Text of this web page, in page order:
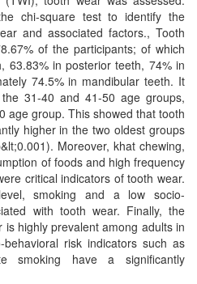
chi-square test to identify the
and associated factors., Tooth
of the participants; of which
63.83% in posterior teeth, 74% in
74.5% in mandibular teeth. It
31-40 and 41-50 age groups,
age group. This showed that tooth
higher in the two oldest groups
Moreover, khat chewing,
of foods and high frequency
critical indicators of tooth wear.
smoking and a low socio-
with tooth wear. Finally, the
highly prevalent among adults in
risk indicators such as
smoking have a significantly